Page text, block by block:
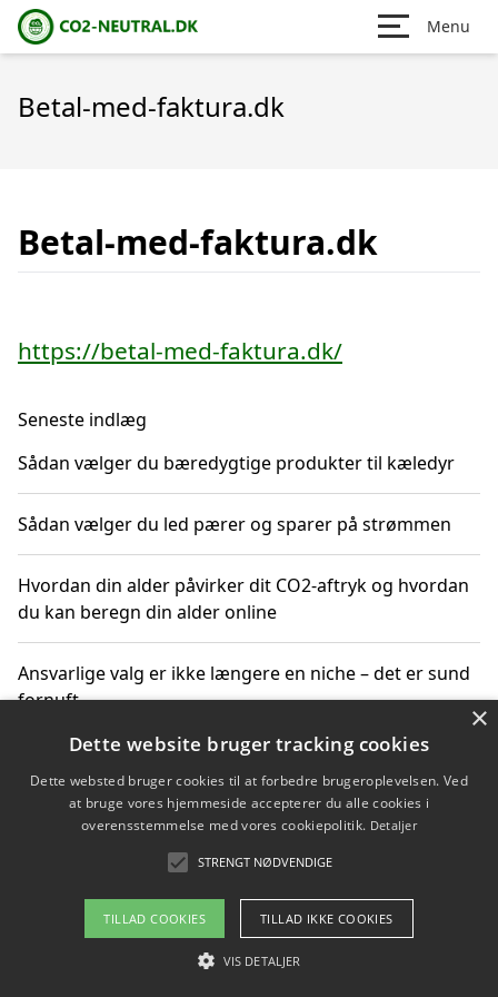
Menu
Betal-med-faktura.dk
Betal-med-faktura.dk
https://betal-med-faktura.dk/
Seneste indlæg
Sådan vælger du bæredygtige produkter til kæledyr
Sådan vælger du led pærer og sparer på strømmen
Hvordan din alder påvirker dit CO2-aftryk og hvordan
du kan beregn din alder online
Ansvarlige valg er ikke længere en niche – det er sund
fornuft
Sådan kan du handle bæredygtigt og bestil med
faktura
Om / kontakt
Blog Betingelser
×
Dette website bruger tracking cookies
Dette websted bruger cookies til at forbedre brugeroplevelsen. Ved
at bruge vores hjemmeside accepterer du alle cookies i
overensstemmelse med vores cookiepolitik. Detaljer
STRENGT NØDVENDIGE
TILLAD COOKIES TILLAD IKKE COOKIES
VIS DETALJER